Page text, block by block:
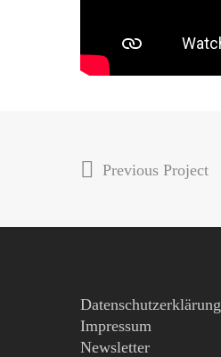
Previous Project
Datenschutzerklärung
Impressum
Newsletter